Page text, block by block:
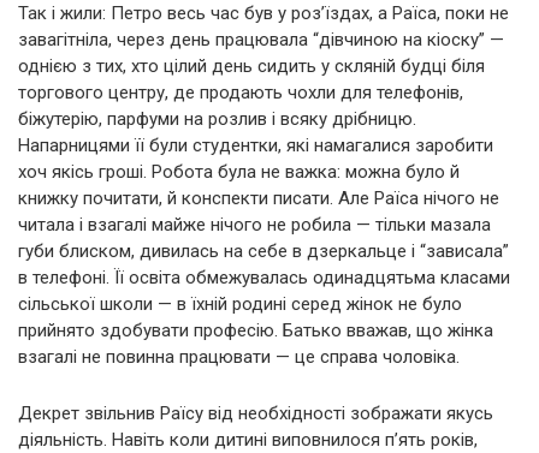
Так і жили: Петро весь час був у роз’їздах, а Раїса, поки не
завагітніла, через день працювала “дівчиною на кіоску” —
однією з тих, хто цілий день сидить у скляній будці біля
торгового центру, де продають чохли для телефонів,
біжутерію, парфуми на розлив і всяку дрібницю.
Напарницями її були студентки, які намагалися заробити
хоч якісь гроші. Робота була не важка: можна було й
книжку почитати, й конспекти писати. Але Раїса нічого не
читала і взагалі майже нічого не робила — тільки мазала
губи блиском, дивилась на себе в дзеркальце і “зависала”
в телефоні. Її освіта обмежувалась одинадцятьма класами
сільської школи — в їхній родині серед жінок не було
прийнято здобувати професію. Батько вважав, що жінка
взагалі не повинна працювати — це справа чоловіка.
Декрет звільнив Раїсу від необхідності зображати якусь
діяльність. Навіть коли дитині виповнилося п’ять років,